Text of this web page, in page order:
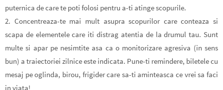
puternica de care te poti folosi pentru a-ti atinge scopurile.
2. Concentreaza-te mai mult asupra scopurilor care conteaza si
scapa de elementele care iti distrag atentia de la drumul tau. Sunt
multe si apar pe nesimtite asa ca o monitorizare agresiva (in sens
bun) a traiectoriei zilnice este indicata. Pune-ti remindere, biletele cu
mesaj pe oglinda, birou, frigider care sa-ti aminteasca ce vrei sa faci
in viata!